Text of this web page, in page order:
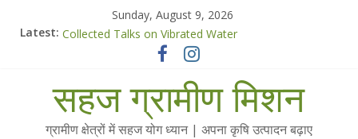
Sunday, August 9, 2026
Latest: Chalo Gaon Ki Or Abhiyaan - 2025-26
Collected Talks on Vibrated Water
सहज कृषि प्रचार-प्रसार किट
Standee Designs @ 2025 for Sahaj Krishi Promotions
सहज ग्रामीण मिशन
ग्रामीण क्षेत्रों में सहज योग ध्यान | अपना कृषि उत्पादन बढ़ाए